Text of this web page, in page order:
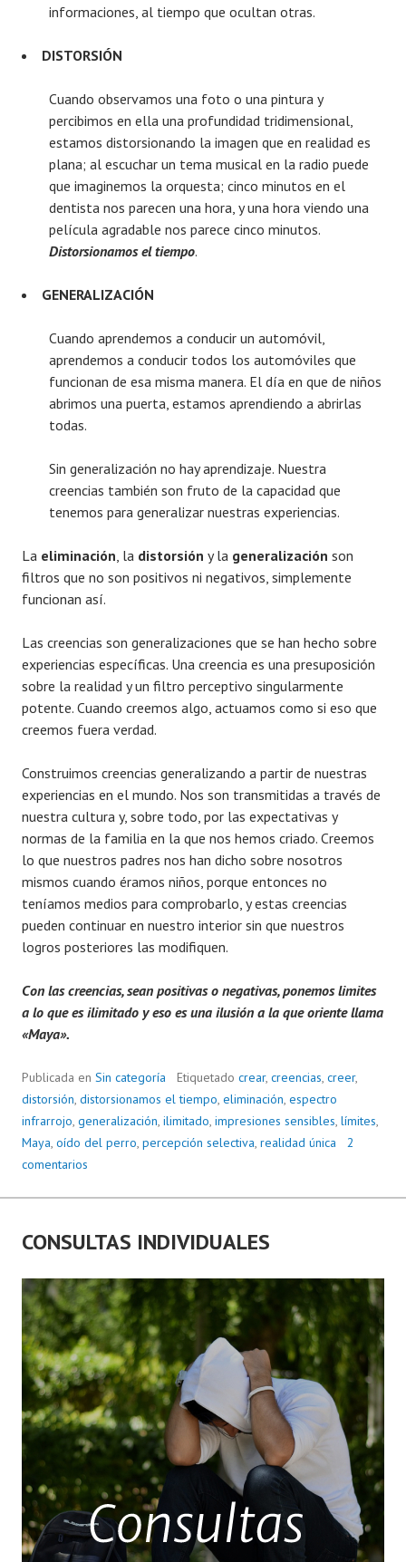
informaciones, al tiempo que ocultan otras.
DISTORSIÓN
Cuando observamos una foto o una pintura y
percibimos en ella una profundidad tridimensional,
estamos distorsionando la imagen que en realidad es
plana; al escuchar un tema musical en la radio puede
que imaginemos la orquesta; cinco minutos en el
dentista nos parecen una hora, y una hora viendo una
película agradable nos parece cinco minutos.
Distorsionamos el tiempo.
GENERALIZACIÓN
Cuando aprendemos a conducir un automóvil,
aprendemos a conducir todos los automóviles que
funcionan de esa misma manera. El día en que de niños
abrimos una puerta, estamos aprendiendo a abrirlas
todas.
Sin generalización no hay aprendizaje. Nuestra
creencias también son fruto de la capacidad que
tenemos para generalizar nuestras experiencias.
La eliminación , la distorsión y la generalización son
filtros que no son positivos ni negativos, simplemente
funcionan así.
Las creencias son generalizaciones que se han hecho sobre
experiencias específicas. Una creencia es una presuposición
sobre la realidad y un filtro perceptivo singularmente
potente. Cuando creemos algo, actuamos como si eso que
creemos fuera verdad.
Construimos creencias generalizando a partir de nuestras
experiencias en el mundo. Nos son transmitidas a través de
nuestra cultura y, sobre todo, por las expectativas y
normas de la familia en la que nos hemos criado. Creemos
lo que nuestros padres nos han dicho sobre nosotros
mismos cuando éramos niños, porque entonces no
teníamos medios para comprobarlo, y estas creencias
pueden continuar en nuestro interior sin que nuestros
logros posteriores las modifiquen.
Con las creencias, sean positivas o negativas, ponemos limites
a lo que es ilimitado y eso es una ilusión a la que oriente llama
«Maya».
Publicada en Sin categoría Etiquetado crear, creencias, creer,
distorsión, distorsionamos el tiempo, eliminación, espectro
infrarrojo, generalización, ilimitado, impresiones sensibles, límites,
Maya, oído del perro, percepción selectiva, realidad única
2
comentarios
CONSULTAS INDIVIDUALES